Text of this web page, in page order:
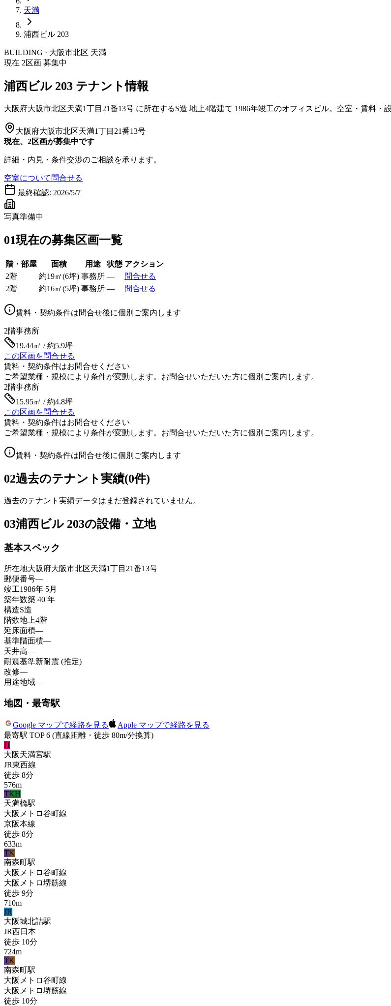
天満
浦西ビル 203
BUILDING · 大阪市北区 天満
現在 2区画 募集中
浦西ビル 203 テナント情報
大阪府大阪市北区天満1丁目21番13号 に所在するS造 地上4階建て 1986年竣工のオフィスビル。空室・賃料・
大阪府大阪市北区天満1丁目21番13号
現在、2区画が募集中です
詳細・内見・条件交渉のご相談を承ります。
空室について問合せる
最終確認: 2026/5/7
写真準備中
01現在の募集区画一覧
階・部屋 面積 用途 状態 アクション
2階
約19㎡(6坪) 事務所 —
問合せる
2階
約16㎡(5坪) 事務所 — 問合せる
賃料・契約条件は問合せ後に個別ご案内します
2階事務所
19.44㎡ / 約5.9坪
この区画を問合せる
賃料・契約条件はお問合せください
ご希望業種・規模により条件が変動します。お問合せいただいた方に個別ご案内します。
2階事務所
15.95㎡ / 約4.8坪
この区画を問合せる
賃料・契約条件はお問合せください
ご希望業種・規模により条件が変動します。お問合せいただいた方に個別ご案内します。
賃料・契約条件は問合せ後に個別ご案内します
02過去のテナント実績(0件)
過去のテナント実績データはまだ登録されていません。
03浦西ビル 203の設備・立地
基本スペック
所在地大阪府大阪市北区天満1丁目21番13号
郵便番号—
竣工1986年 5月
築年数築 40 年
構造S造
階数地上4階
延床面積—
基準階面積—
天井高—
耐震基準新耐震 (推定)
改修—
用途地域—
地図・最寄駅
Google マップで経路を見る
Apple マップで経路を見る
最寄駅 TOP 6 (直線距離・徒歩 80m/分換算)
H
大阪天満宮駅
JR東西線
徒歩 8分
576m
TKH
天満橋駅
大阪メトロ谷町線
京阪本線
徒歩 8分
633m
TK
南森町駅
大阪メトロ谷町線
大阪メトロ堺筋線
徒歩 9分
710m
JR
大阪城北詰駅
JR西日本
徒歩 10分
724m
TK
南森町駅
大阪メトロ谷町線
大阪メトロ堺筋線
徒歩 10分